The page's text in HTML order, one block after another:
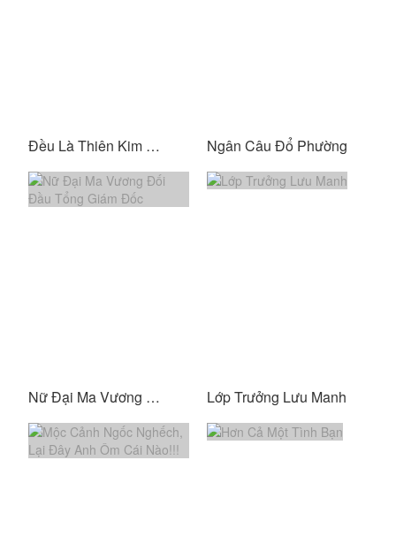
Đều Là Thiên Kim Chọc Họa Ngân Câu Đổ Phường
Nữ Đại Ma Vương Đối Đầu Tổng Giám Đốc Lớp Trưởng Lưu Manh